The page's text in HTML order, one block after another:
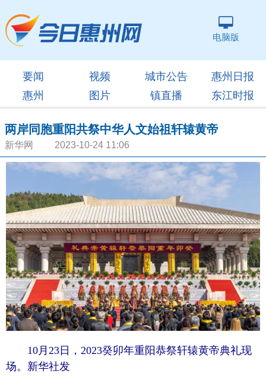
电脑版
要闻 视频 城市公告
惠州日报
惠州
图片 镇直播 东江时报
两岸同胞重阳共祭中华人文始祖轩辕黄帝
新华网 2023-10-24 11:06
10月23日，2023癸卯年重阳恭祭轩辕黄帝典礼现
场。新华社发